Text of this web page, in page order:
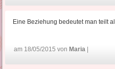
Eine Beziehung bedeutet man teilt
am 18/05/2015 von Maria